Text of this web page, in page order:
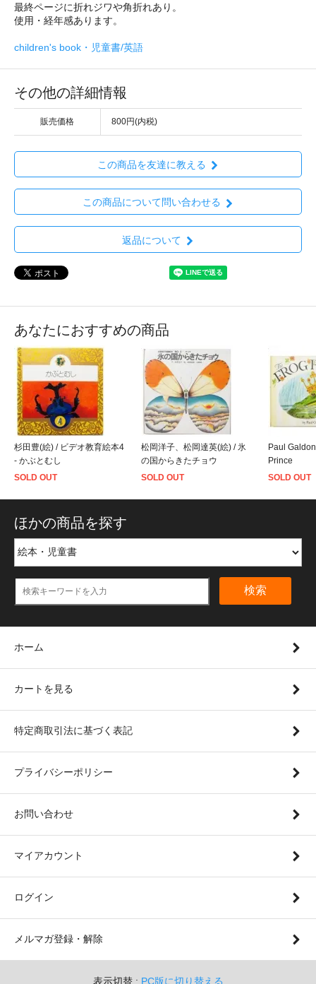
最終ページに折れジワや角折れあり。
使用・経年感あります。
children's book・児童書/英語
その他の詳細情報
販売価格 800円(内税)
この商品を友達に教える
この商品について問い合わせる
返品について
あなたにおすすめの商品
杉田豊(絵) / ビデオ教育絵本4
- かぶとむし
SOLD OUT
松岡洋子、松岡達英(絵) / 氷
の国からきたチョウ
SOLD OUT
Paul
Prince
SOLD OUT
ほかの商品を探す
検索
ホーム
カートを見る
特定商取引法に基づく表記
プライバシーポリシー
お問い合わせ
マイアカウント
ログイン
メルマガ登録・解除
表示切替 : PC版に切り替える